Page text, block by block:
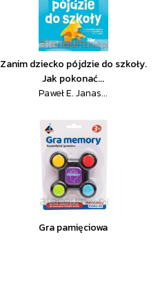
Zanim dziecko pójdzie do szkoły.
Jak pokonać...
Paweł E. Janas...
Gra pamięciowa